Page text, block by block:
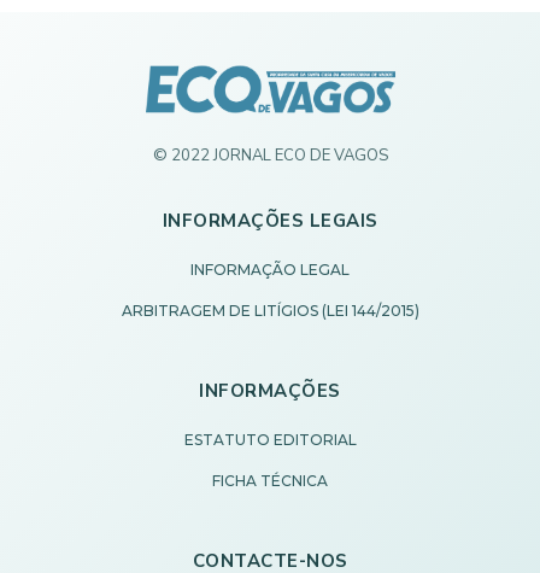
© 2022 JORNAL ECO DE VAGOS
INFORMAÇÕES LEGAIS
INFORMAÇÃO LEGAL
ARBITRAGEM DE LITÍGIOS (LEI 144/2015)
INFORMAÇÕES
ESTATUTO EDITORIAL
FICHA TÉCNICA
CONTACTE-NOS